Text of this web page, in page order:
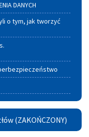
DANYCH
o tym, jak tworzyć
(ZAKOŃCZONY)